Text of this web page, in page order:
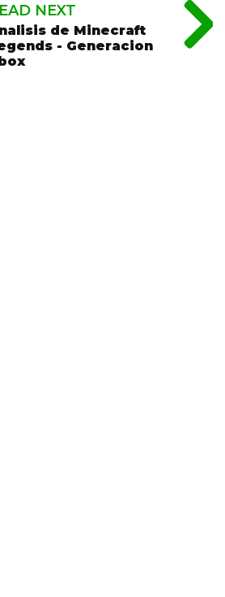
NEXT
de Minecraft
- Generacion